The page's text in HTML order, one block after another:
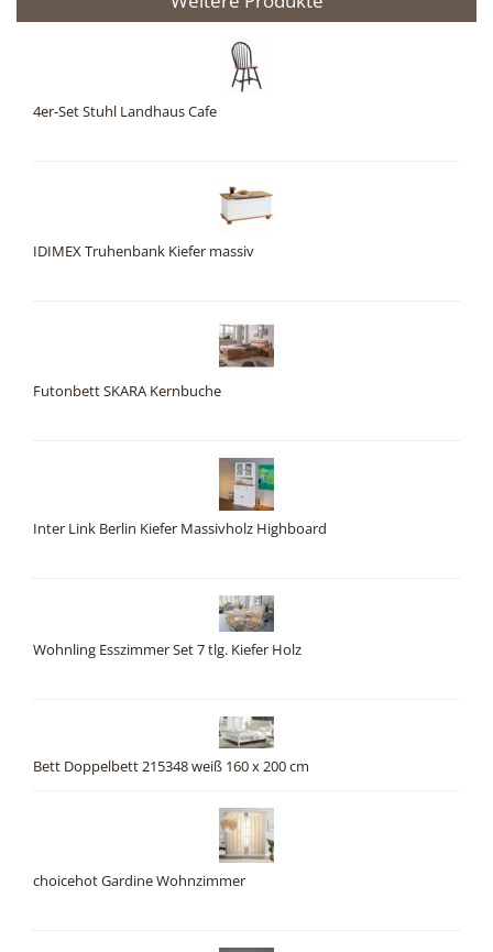
4er-Set Stuhl Landhaus Cafe
IDIMEX Truhenbank Kiefer massiv
Futonbett SKARA Kernbuche
Inter Link Berlin Kiefer Massivholz Highboard
Wohnling Esszimmer Set 7 tlg. Kiefer Holz
Bett Doppelbett 215348 weiß 160 x 200 cm
choicehot Gardine Wohnzimmer